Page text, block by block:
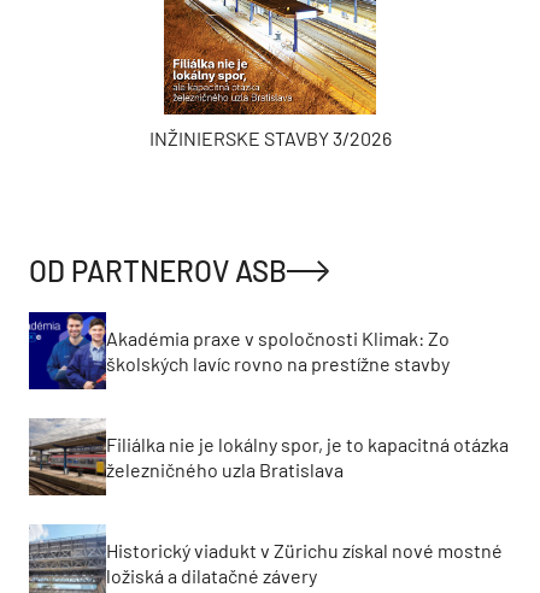
INŽINIERSKE STAVBY 3/2026
OD PARTNEROV ASB
Akadémia praxe v spoločnosti Klimak: Zo
školských lavíc rovno na prestížne stavby
Filiálka nie je lokálny spor, je to kapacitná otázka
železničného uzla Bratislava
Historický viadukt v Zürichu získal nové mostné
ložiská a dilatačné závery